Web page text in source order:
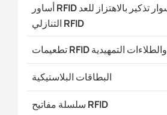
أساور RFID وسوار تذكير بالاهتزاز للعد
التنازلي RFID
تطعيمات RFID والطلاءات التمهيدية
البطاقات البلاستيكية
سلسلة مفاتيح RFID